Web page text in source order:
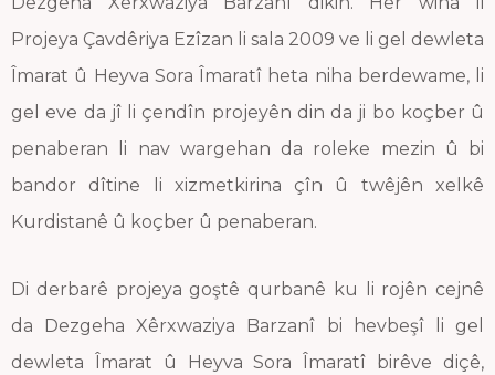
Projeya Çavdêriya Ezîzan li sala 2009 ve li gel dewleta
Îmarat û Heyva Sora Îmaratî heta niha berdewame, li
gel eve da jî li çendîn projeyên din da ji bo koçber û
penaberan li nav wargehan da roleke mezin û bi
bandor dîtine li xizmetkirina çîn û twêjên xelkê
Kurdistanê û koçber û penaberan.
Di derbarê projeya goştê qurbanê ku li rojên cejnê
da Dezgeha Xêrxwaziya Barzanî bi hevbeşî li gel
dewleta Îmarat û Heyva Sora Îmaratî birêve diçê,